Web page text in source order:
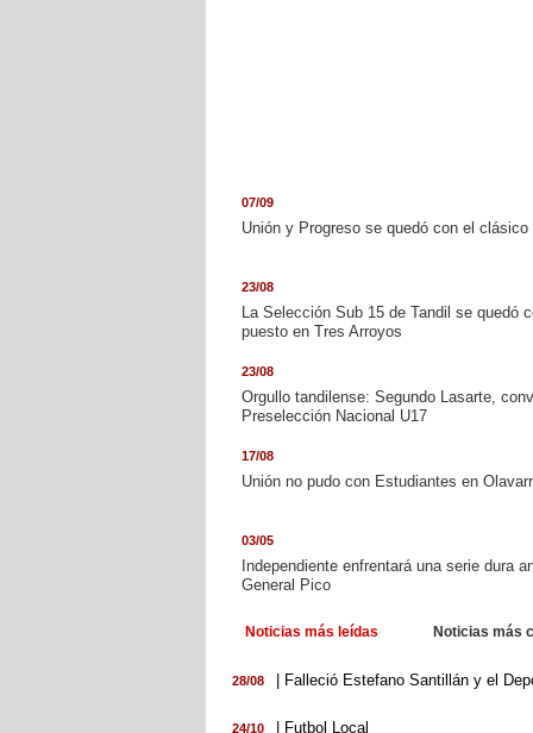
07/09
Unión y Progreso se quedó con el clásico
23/08
La Selección Sub 15 de Tandil se quedó
puesto en Tres Arroyos
23/08
Orgullo tandilense: Segundo Lasarte,
Preselección Nacional U17
17/08
Unión no pudo con Estudiantes en
03/05
Independiente enfrentará una serie dura
General Pico
Noticias más leídas Noticias más
28/08 | Falleció Estefano Santillán y el
24/10 | Futbol Local